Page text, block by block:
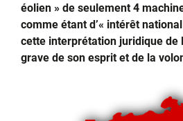
éolien » de seulement 4
comme étant d’« intérêt
cette interprétation juridique de
grave de son esprit et de la